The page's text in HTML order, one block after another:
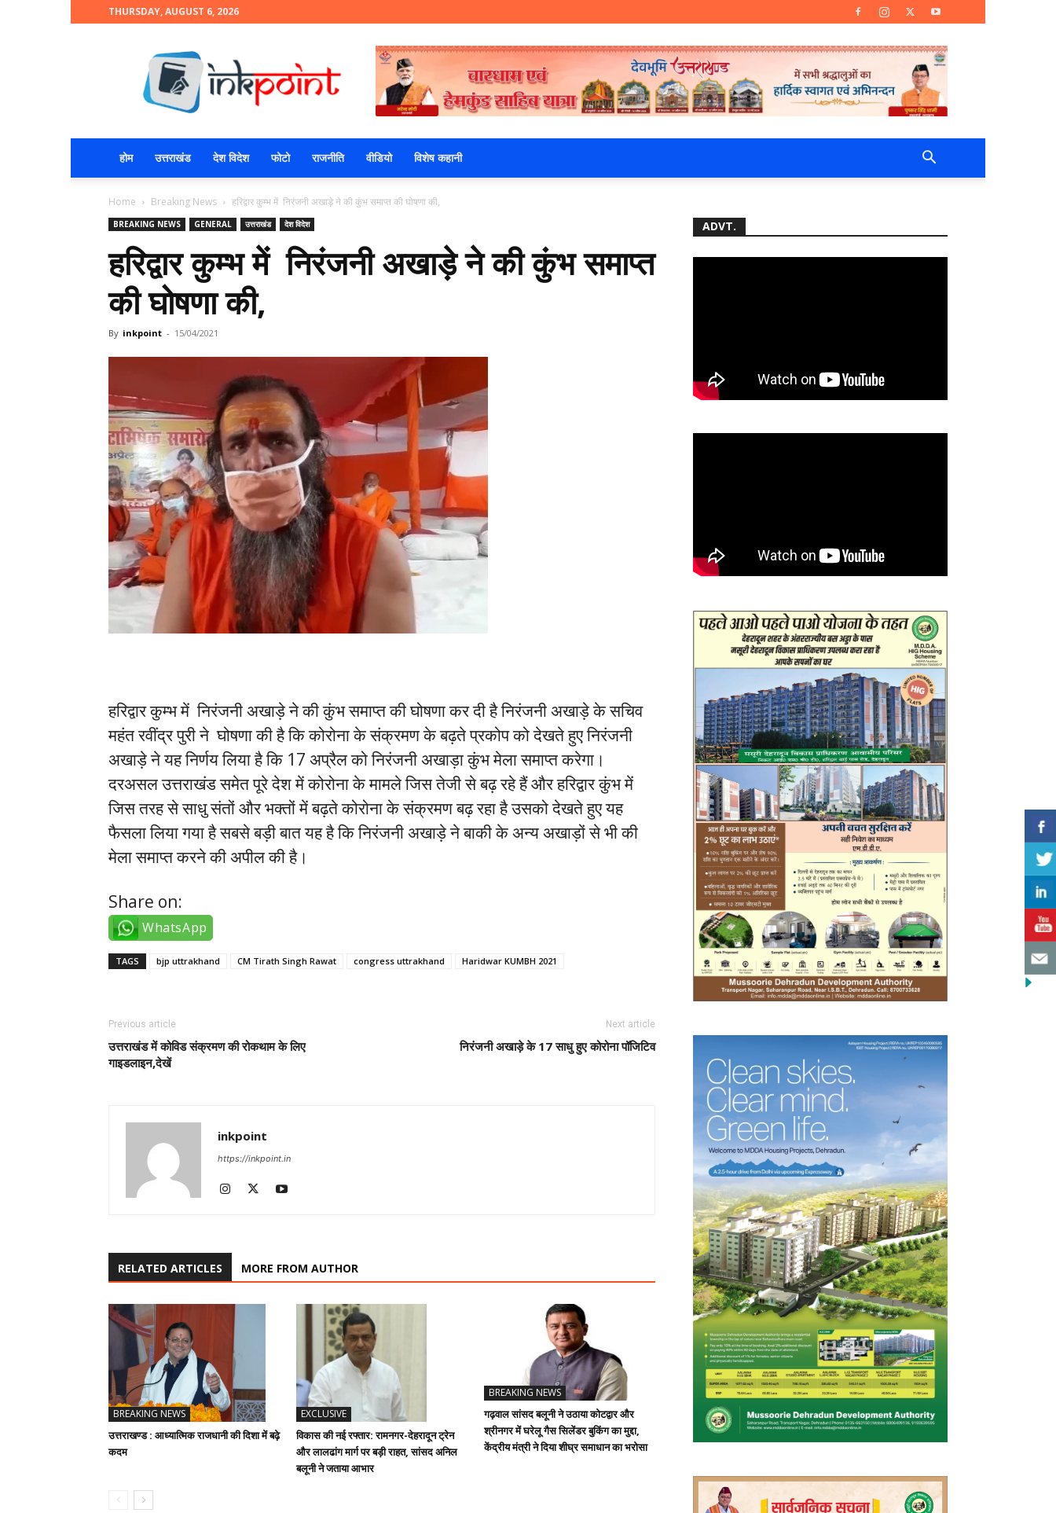
THURSDAY, AUGUST 6, 2026
होम उत्तराखंड देश विदेश फोटो राजनीति वीडियो विशेष कहानी
Home Breaking News हरिद्वार कुम्भ में निरंजनी अखाड़े ने की कुंभ समाप्त की घोषणा की,
BREAKING NEWS GENERAL उत्तराखंड देश विदेश
हरिद्वार कुम्भ में निरंजनी अखाड़े ने की कुंभ समाप्त
की घोषणा की,
By inkpoint - 15/04/2021
हरिद्वार कुम्भ में निरंजनी अखाड़े ने की कुंभ समाप्त की घोषणा कर दी है निरंजनी अखाड़े के सचिव
महंत रवींद्र पुरी ने घोषणा की है कि कोरोना के संक्रमण के बढ़ते प्रकोप को देखते हुए निरंजनी
अखाड़े ने यह निर्णय लिया है कि 17 अप्रैल को निरंजनी अखाड़ा कुंभ मेला समाप्त करेगा।
दरअसल उत्तराखंड समेत पूरे देश में कोरोना के मामले जिस तेजी से बढ़ रहे हैं और हरिद्वार कुंभ में
जिस तरह से साधु संतों और भक्तों में बढ़ते कोरोना के संक्रमण बढ़ रहा है उसको देखते हुए यह
फैसला लिया गया है सबसे बड़ी बात यह है कि निरंजनी अखाड़े ने बाकी के अन्य अखाड़ों से भी की
मेला समाप्त करने की अपील की है।
Share on:
WhatsApp
TAGS bjp uttrakhand CM Tirath Singh Rawat congress uttrakhand Haridwar KUMBH 2021
Previous article
उत्तराखंड में कोविड संक्रमण की रोकथाम के लिए
गाइडलाइन,देखें
Next article
निरंजनी अखाड़े के 17 साधु हुए कोरोना पॉजिटिव
inkpoint
https://inkpoint.in
RELATED ARTICLES MORE FROM AUTHOR
BREAKING NEWS
उत्तराखण्ड : आध्यात्मिक राजधानी की दिशा में बढ़े
कदम
EXCLUSIVE
विकास की नई रफ्तार: रामनगर-देहरादून ट्रेन
और लालढांग मार्ग पर बड़ी राहत, सांसद अनिल
बलूनी ने जताया आभार
BREAKING NEWS
गढ़वाल सांसद बलूनी ने उठाया कोटद्वार और
श्रीनगर में घरेलू गैस सिलेंडर बुकिंग का मुद्दा,
केंद्रीय मंत्री ने दिया शीघ्र समाधान का भरोसा
ADVT.